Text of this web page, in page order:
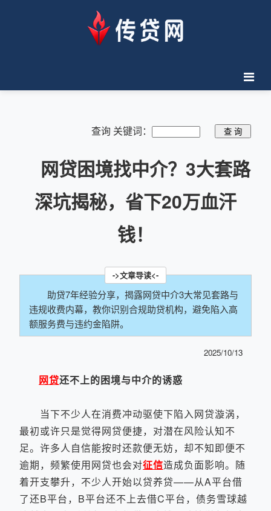
查询 关键词：
网贷困境找中介？3大套路
深坑揭秘，省下20万血汗
钱！
助贷7年经验分享，揭露网贷中介3大常见套路与
违规收费内幕，教你识别合规助贷机构，避免陷入高
额服务费与违约金陷阱。
2025/10/13
网贷还不上的困境与中介的诱惑
当下不少人在消费冲动驱使下陷入网贷漩涡，
最初或许只是觉得网贷便捷，对潜在风险认知不
足。许多人自信能按时还款便无妨，却不知即便不
逾期，频繁使用网贷也会对征信造成负面影响。随
着开支攀升，不少人开始以贷养贷——从A平台借
了还B平台，B平台还不上去借C平台，债务雪球越